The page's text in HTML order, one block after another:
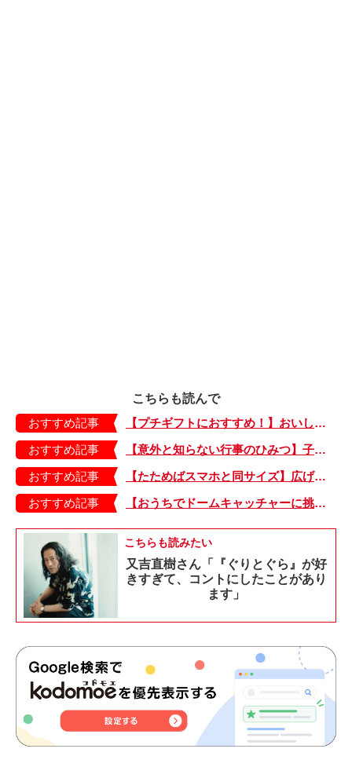
こちらも読んで
おすすめ記事
【プチギフトにおすすめ！】おいしいお茶でホッとひと息。箱がかわいい「ティーバッグ」
おすすめ記事
【意外と知らない行事のひみつ】子どもにはどう伝える？「お盆」って何だろう？
おすすめ記事
【たためばスマホと同サイズ】広げるとビビッドでジューシーな柄が目を引くコンパクトな「扇子」
おすすめ記事
【おうちでドームキャッチャーに挑戦だ】アンパンマン わくわくドームキャッチャー
こちらも読みたい
又吉直樹さん「『ぐりとぐら』が好
きすぎて、コントにしたことがあり
ます」